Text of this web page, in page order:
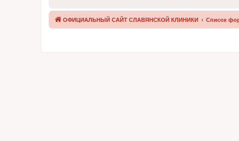
ОФИЦИАЛЬНЫЙ САЙТ СЛАВЯНСКОЙ КЛИНИКИ Список